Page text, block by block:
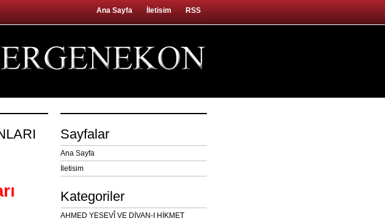
Ana Sayfa İletisim RSS
Sayfalar
Ana Sayfa
İletisim
Kategoriler
AHMED YESEVÎ VE DİVAN-I HİKMET